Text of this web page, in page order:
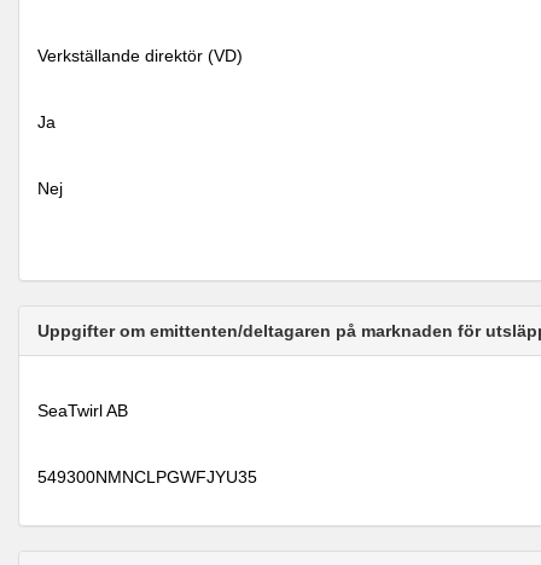
Verkställande direktör (VD)
Ja
Nej
Uppgifter om emittenten/deltagaren på marknaden för
SeaTwirl AB
549300NMNCLPGWFJYU35